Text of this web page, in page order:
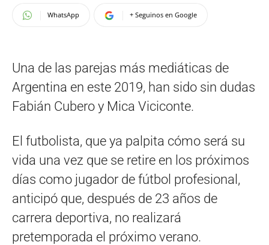
WhatsApp + Seguinos en Google
Una de las parejas más mediáticas de
Argentina en este 2019, han sido sin dudas
Fabián Cubero y Mica Viciconte.
El futbolista, que ya palpita cómo será su
vida una vez que se retire en los próximos
días como jugador de fútbol profesional,
anticipó que, después de 23 años de
carrera deportiva, no realizará
pretemporada el próximo verano.